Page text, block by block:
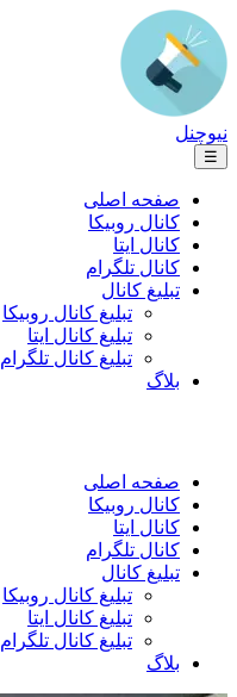
نیوچنل
☰
صفحه اصلی
کانال روبیکا
کانال ایتا
کانال تلگرام
تبلیغ کانال
تبلیغ کانال روبیکا
تبلیغ کانال ایتا
تبلیغ کانال تلگرام
بلاگ
صفحه اصلی
کانال روبیکا
کانال ایتا
کانال تلگرام
تبلیغ کانال
تبلیغ کانال روبیکا
تبلیغ کانال ایتا
تبلیغ کانال تلگرام
بلاگ